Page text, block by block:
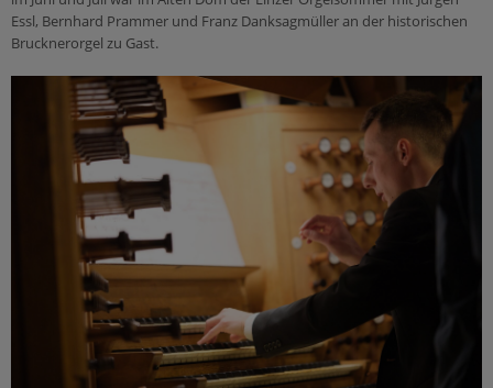
Essl, Bernhard Prammer und Franz Danksagmüller an der historischen
Brucknerorgel zu Gast.